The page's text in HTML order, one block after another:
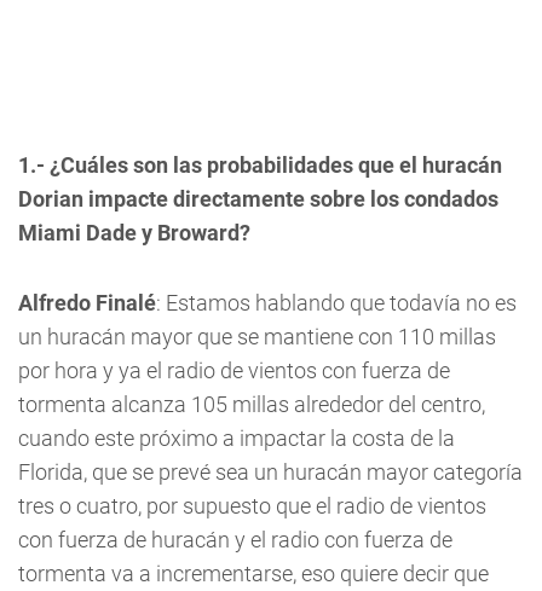
1.- ¿Cuáles son las probabilidades que el huracán
Dorian impacte directamente sobre los condados
Miami Dade y Broward?
Alfredo Finalé: Estamos hablando que todavía no es
un huracán mayor que se mantiene con 110 millas
por hora y ya el radio de vientos con fuerza de
tormenta alcanza 105 millas alrededor del centro,
cuando este próximo a impactar la costa de la
Florida, que se prevé sea un huracán mayor categoría
tres o cuatro, por supuesto que el radio de vientos
con fuerza de huracán y el radio con fuerza de
tormenta va a incrementarse, eso quiere decir que